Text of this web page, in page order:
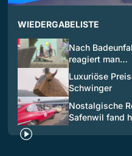
WIEDERGABELISTE
Nach
reagiert man…
Luxuriöse
Schwinger
Nostalgische
Safenwil fand